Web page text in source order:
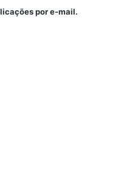
por e-mail.